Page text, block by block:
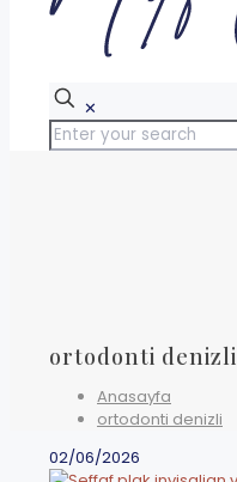
✕
ortodonti denizli
Anasayfa
ortodonti denizli
02/06/2026